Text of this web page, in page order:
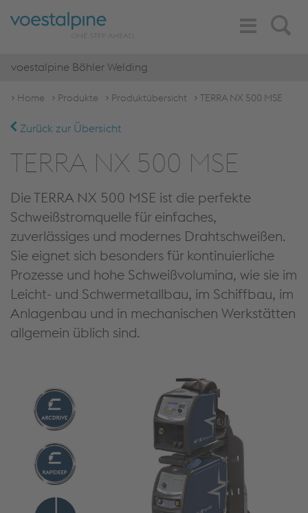
Search
Toggle
Navigation
voestalpine Böhler Welding
Home Produkte Produktübersicht TERRA NX 500 MSE
Zurück zur Übersicht
TERRA NX 500 MSE
Die TERRA NX 500 MSE ist die perfekte
Schweißstromquelle für einfaches,
zuverlässiges und modernes Drahtschweißen.
Sie eignet sich besonders für kontinuierliche
Prozesse und hohe Schweißvolumina, wie sie im
Leicht- und Schwermetallbau, im Schiffbau, im
Anlagenbau und in mechanischen Werkstätten
allgemein üblich sind.